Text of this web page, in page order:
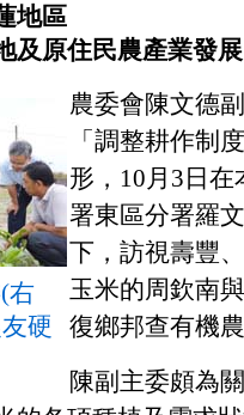
地區
及原住民農產業發展
右
硬
農委會陳文德
「調整耕作制
形，10月3日
署東區分署羅
下，訪視壽豐
玉米的周欽南
復鄉邦查有機
陳副主委頗為